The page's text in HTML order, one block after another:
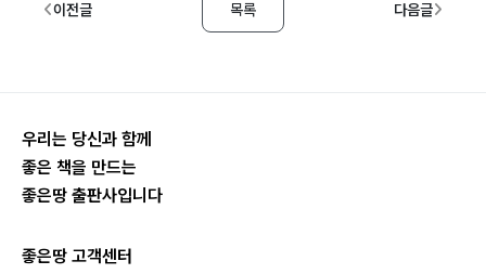
이전글 목록 다음글
우리는 당신과 함께
좋은 책을 만드는
좋은땅 출판사입니다
좋은땅 고객센터